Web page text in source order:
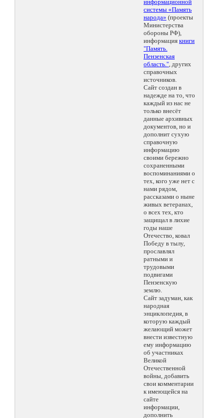
информационной
системы «Память
народа» (проекты
Министерства
обороны РФ),
информация книги
"Память.
Пензенская
область.", других
справочных
источников.
Сайт создан в
надежде на то, что
каждый из нас не
только внесёт
данные архивных
документов, но и
дополнит сухую
справочную
информацию
своими бережно
сохраненными
воспоминаниями о
тех, кого уже нет с
нами рядом,
рассказами о ныне
живых ветеранах,
о всех тех, кто
защищал в лихие
годы наше
Отечество, ковал
Победу в тылу,
прославлял
ратными и
трудовыми
подвигами
Пензенскую
землю.
Сайт задуман, как
народная
энциклопедия, в
которую каждый
желающий может
внести известную
ему информацию
об участниках
Великой
Отечественной
войны, добавить
свои комментарии
к имеющейся на
сайте
информации,
дополнить